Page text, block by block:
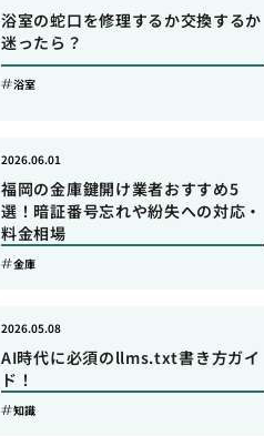
浴室の蛇口を修理するか交換するか
迷ったら？
浴室
福岡の金庫鍵開け業者おすすめ5
選！暗証番号忘れや紛失への対応・
料金相場
2026.06.01
金庫
AI時代に必須のllms.txt書き方ガイ
ド！
2026.05.08
知識